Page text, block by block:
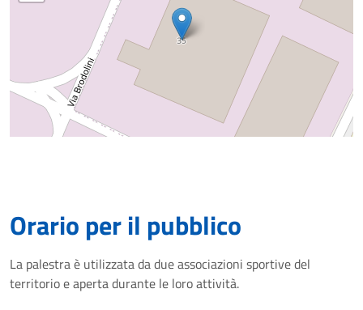
Orario per il pubblico
La palestra è utilizzata da due associazioni sportive del
territorio e aperta durante le loro attività.